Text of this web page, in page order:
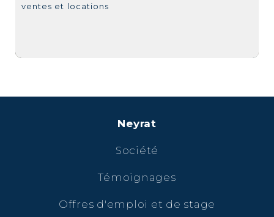
ventes et locations
Neyrat
Société
Témoignages
Offres d'emploi et de stage